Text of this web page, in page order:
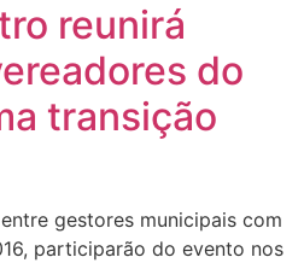
reunirá
do
transição
gestores municipais com
participarão do evento nos